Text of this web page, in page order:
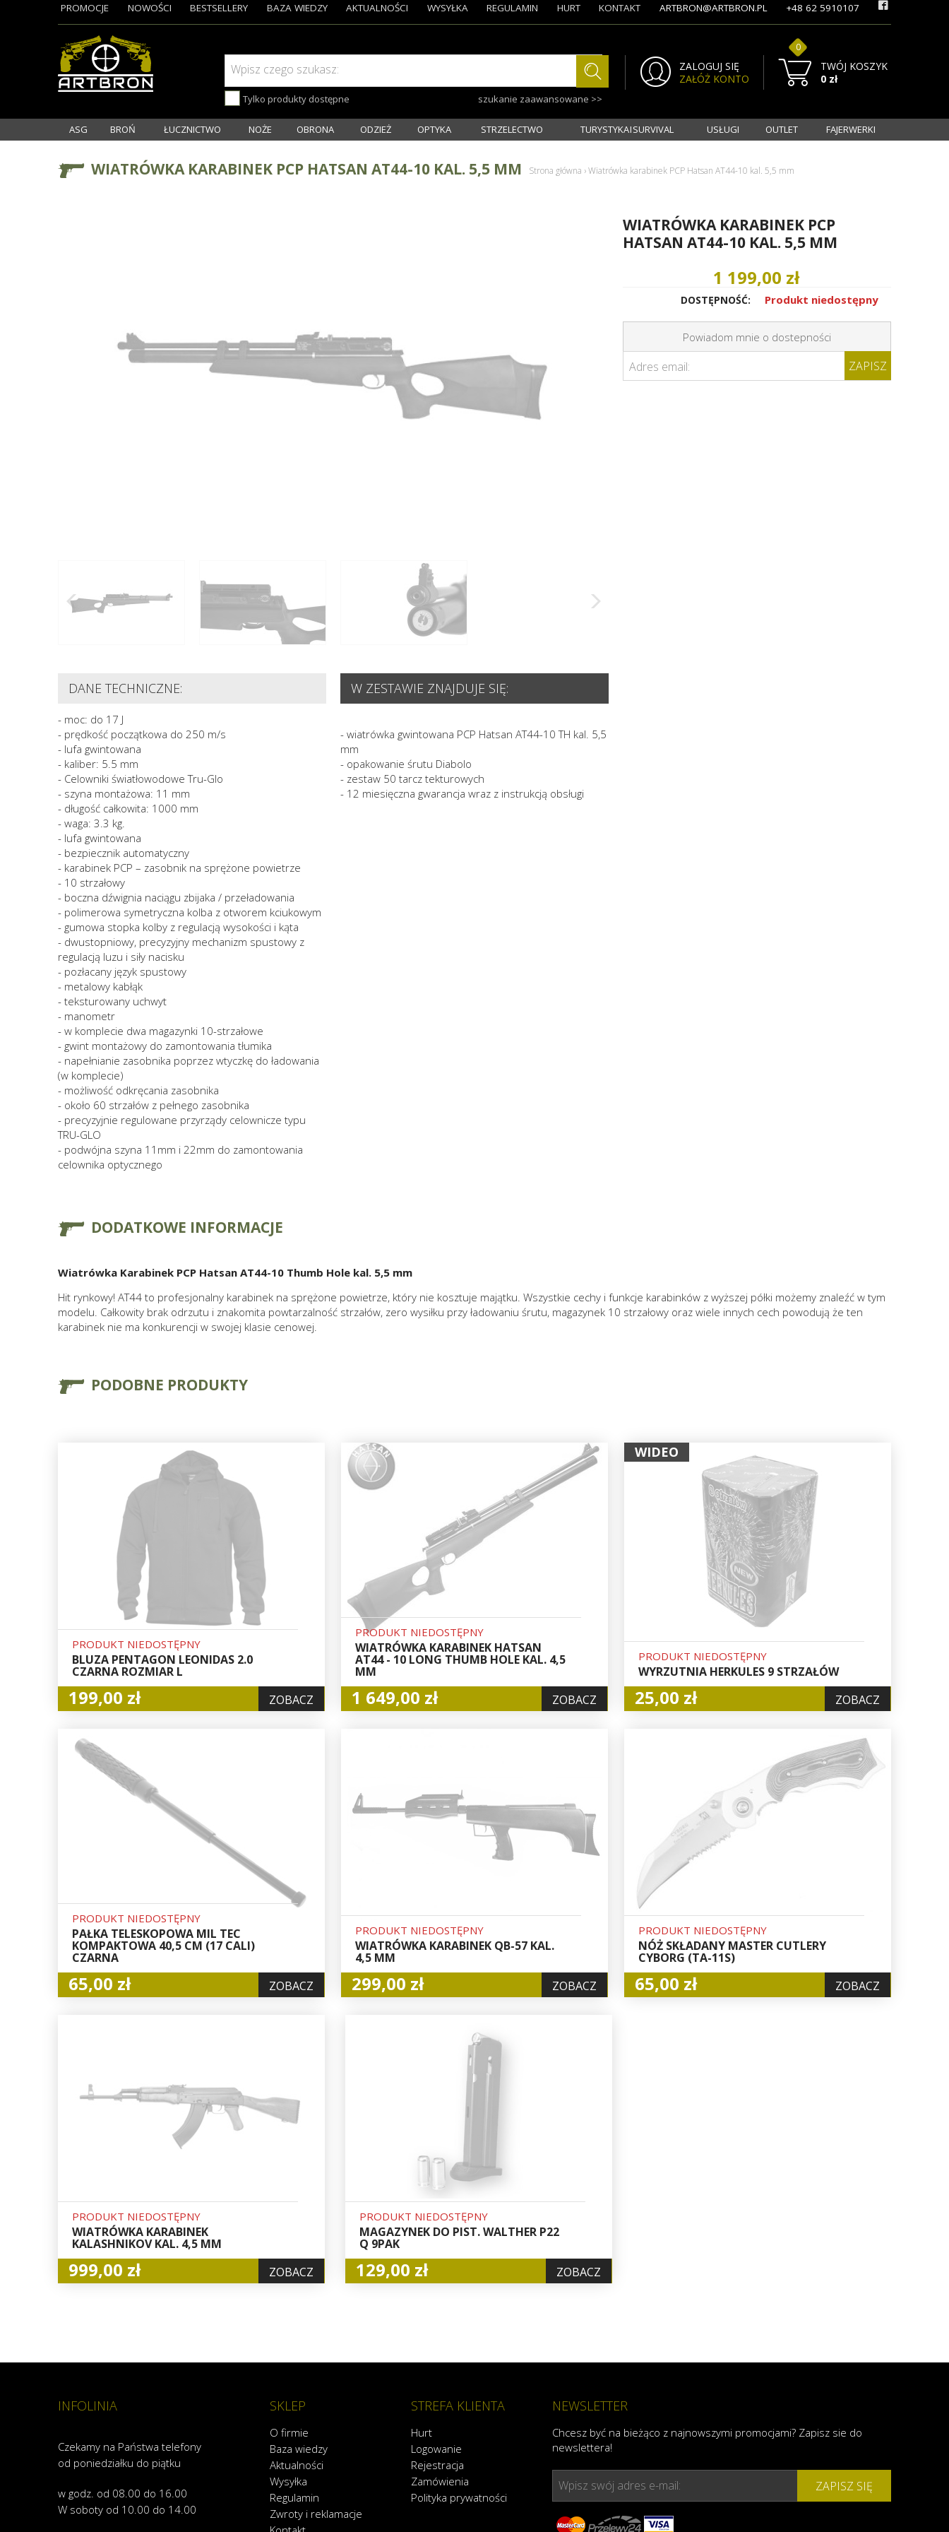
Wpisz czego szukasz:
Tylko produkty dostępne szukanie zaawansowane >>
ZALOGUJ SIĘ
ZAŁÓŻ KONTO
TWÓJ KOSZYK
0
0 zł
PROMOCJE NOWOŚCI BESTSELLERY BAZA WIEDZY AKTUALNOŚCI WYSYŁKA REGULAMIN HURT KONTAKT ARTBRON@ARTBRON.PL +48 62 5910107
ASG BROŃ ŁUCZNICTWO NOŻE OBRONA ODZIEŻ OPTYKA STRZELECTWO TURYSTYKA I SURVIVAL USŁUGI OUTLET FAJERWERKI
WIATRÓWKA KARABINEK PCP HATSAN AT44-10 KAL. 5,5 MM Strona główna ›Wiatrówka karabinek PCP Hatsan AT44-10 kal. 5,5 mm
WIATRÓWKA KARABINEK PCP
HATSAN AT44-10 KAL. 5,5 MM
1 199,00 zł
DOSTĘPNOŚĆ: Produkt niedostępny
Powiadom mnie o dostepności
Adres email: ZAPISZ
DANE TECHNICZNE:
- moc: do 17 J
- prędkość początkowa do 250 m/s
- lufa gwintowana
- kaliber: 5.5 mm
- Celowniki światłowodowe Tru-Glo
- szyna montażowa: 11 mm
- długość całkowita: 1000 mm
- waga: 3.3 kg.
- lufa gwintowana
- bezpiecznik automatyczny
- karabinek PCP – zasobnik na sprężone powietrze
- 10 strzałowy
- boczna dźwignia naciągu zbijaka / przeładowania
- polimerowa symetryczna kolba z otworem kciukowym
- gumowa stopka kolby z regulacją wysokości i kąta
- dwustopniowy, precyzyjny mechanizm spustowy z
regulacją luzu i siły nacisku
- pozłacany język spustowy
- metalowy kabłąk
- teksturowany uchwyt
- manometr
- w komplecie dwa magazynki 10-strzałowe
- gwint montażowy do zamontowania tłumika
- napełnianie zasobnika poprzez wtyczkę do ładowania
(w komplecie)
- możliwość odkręcania zasobnika
- około 60 strzałów z pełnego zasobnika
- precyzyjnie regulowane przyrządy celownicze typu
TRU-GLO
- podwójna szyna 11mm i 22mm do zamontowania
celownika optycznego
W ZESTAWIE ZNAJDUJE SIĘ:
- wiatrówka gwintowana PCP Hatsan AT44-10 TH kal. 5,5
mm
- opakowanie śrutu Diabolo
- zestaw 50 tarcz tekturowych
- 12 miesięczna gwarancja wraz z instrukcją obsługi
DODATKOWE INFORMACJE
Wiatrówka Karabinek PCP Hatsan AT44-10 Thumb Hole kal. 5,5 mm
Hit rynkowy! AT44 to profesjonalny karabinek na sprężone powietrze, który nie kosztuje majątku. Wszystkie cechy i funkcje karabinków z wyższej półki możemy znaleźć w tym
modelu. Całkowity brak odrzutu i znakomita powtarzalność strzałów, zero wysiłku przy ładowaniu śrutu, magazynek 10 strzałowy oraz wiele innych cech powodują że ten
karabinek nie ma konkurencji w swojej klasie cenowej.
PODOBNE PRODUKTY
PRODUKT NIEDOSTĘPNY
BLUZA PENTAGON LEONIDAS 2.0
CZARNA ROZMIAR L
199,00 zł ZOBACZ
PRODUKT NIEDOSTĘPNY
WIATRÓWKA KARABINEK HATSAN
AT44 - 10 LONG THUMB HOLE KAL. 4,5
MM
1 649,00 zł ZOBACZ
WIDEO
PRODUKT NIEDOSTĘPNY
WYRZUTNIA HERKULES 9 STRZAŁÓW
25,00 zł ZOBACZ
PRODUKT NIEDOSTĘPNY
PAŁKA TELESKOPOWA MIL TEC
KOMPAKTOWA 40,5 CM (17 CALI)
CZARNA
65,00 zł ZOBACZ
PRODUKT NIEDOSTĘPNY
WIATRÓWKA KARABINEK QB-57 KAL.
4,5 MM
299,00 zł ZOBACZ
PRODUKT NIEDOSTĘPNY
NÓŻ SKŁADANY MASTER CUTLERY
CYBORG (TA-11S)
65,00 zł ZOBACZ
PRODUKT NIEDOSTĘPNY
WIATRÓWKA KARABINEK
KALASHNIKOV KAL. 4,5 MM
999,00 zł ZOBACZ
PRODUKT NIEDOSTĘPNY
MAGAZYNEK DO PIST. WALTHER P22
Q 9PAK
129,00 zł ZOBACZ
INFOLINIA
Czekamy na Państwa telefony
od poniedziałku do piątku
w godz. od 08.00 do 16.00
W soboty od 10.00 do 14.00
SKLEP
O firmie
Baza wiedzy
Aktualności
Wysyłka
Regulamin
Zwroty i reklamacje
STREFA KLIENTA
Hurt
Logowanie
Rejestracja
Zamówienia
Polityka prywatności
NEWSLETTER
Chcesz być na bieżąco z najnowszymi promocjami? Zapisz sie do
newslettera!
Wpisz swój adres e-mail: ZAPISZ SIĘ